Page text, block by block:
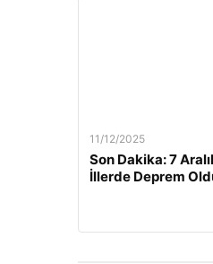
11/12/2025
Son Dakika: 7
İllerde Deprem